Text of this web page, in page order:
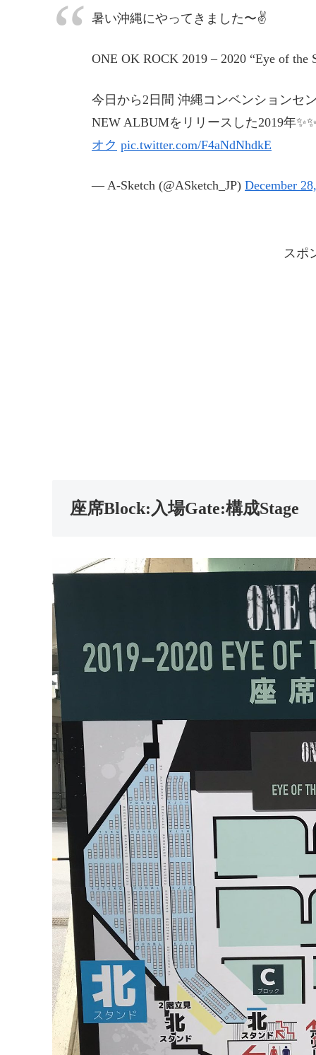
暑い沖縄にやってきました〜✌️
ONE OK ROCK 2019 – 2020 “Eye of the
今日から2日間 沖縄コンベンションセ
NEW ALBUMをリリースした2019年
オク pic.twitter.com/F4aNdNhdkE
— A-Sketch (@ASketch_JP) December
スポ
座席Block:入場Gate:構成Stage